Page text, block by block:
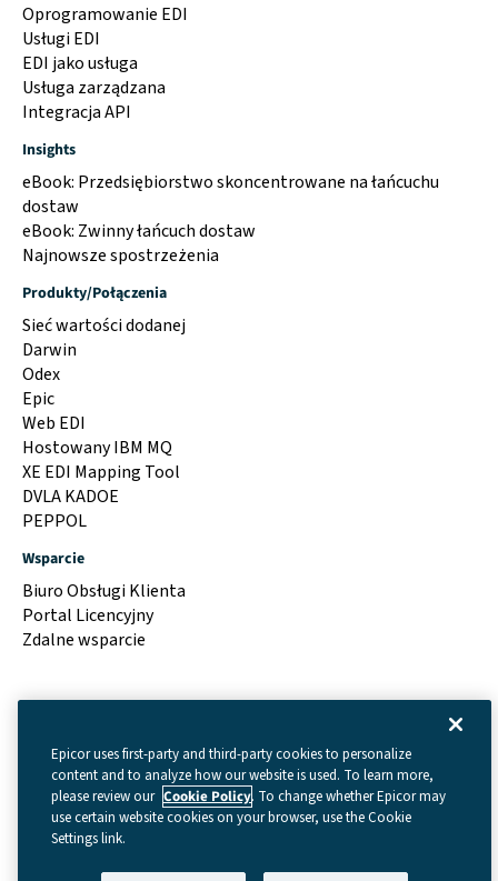
Oprogramowanie EDI
Usługi EDI
EDI jako usługa
Usługa zarządzana
Integracja API
Insights
eBook: Przedsiębiorstwo skoncentrowane na łańcuchu
dostaw
eBook: Zwinny łańcuch dostaw
Najnowsze spostrzeżenia
Produkty/Połączenia
Sieć wartości dodanej
Darwin
Odex
Epic
Web EDI
Hostowany IBM MQ
XE EDI Mapping Tool
DVLA KADOE
PEPPOL
Wsparcie
Biuro Obsługi Klienta
Portal Licencyjny
Zdalne wsparcie
Epicor uses first-party and third-party cookies to personalize
content and to analyze how our website is used. To learn more,
please review our Cookie Policy. To change whether Epicor may
use certain website cookies on your browser, use the Cookie
Settings link.